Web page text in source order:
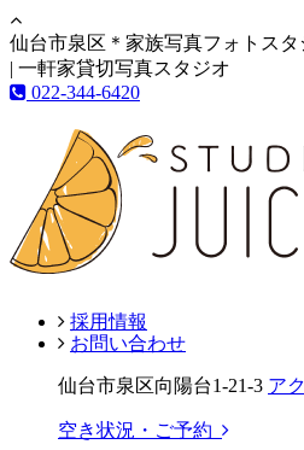
仙台市泉区＊家族写真フォトス
| 一軒家貸切写真スタジオ
022-344-6420
採用情報
お問い合わせ
仙台市泉区向陽台1-21-3 ア
空き状況・ご予約